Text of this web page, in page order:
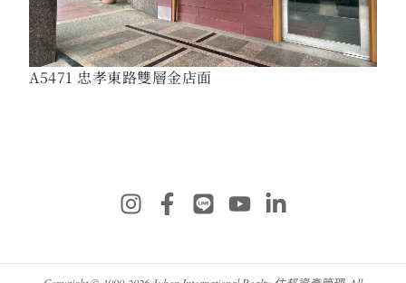
A5471 忠孝東路雙層金店面